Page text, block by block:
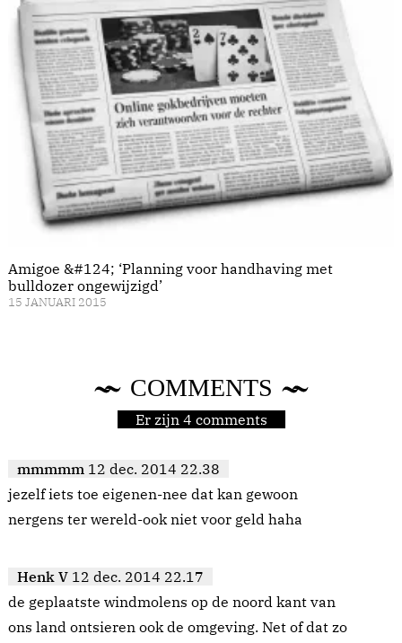
Amigoe &#124; ‘Planning voor handhaving met
bulldozer ongewijzigd’
15 JANUARI 2015
COMMENTS
Er zijn 4 comments
mmmmm 12 dec. 2014 22.38
jezelf iets toe eigenen-nee dat kan gewoon
nergens ter wereld-ook niet voor geld haha
Henk V 12 dec. 2014 22.17
de geplaatste windmolens op de noord kant van
ons land ontsieren ook de omgeving. Net of dat zo